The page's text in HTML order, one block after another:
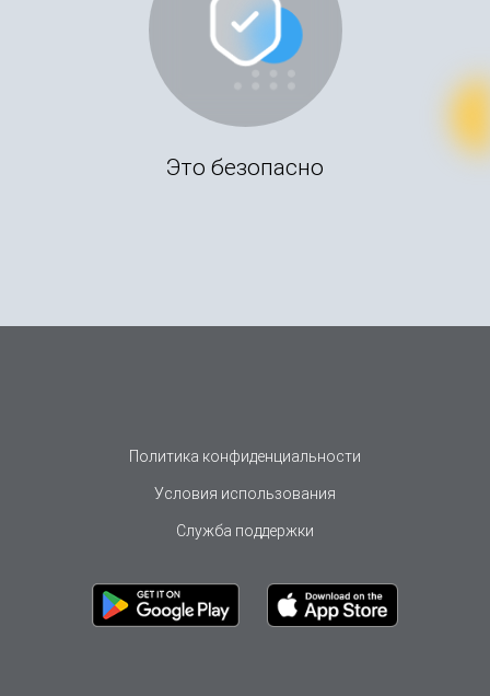
Это безопасно
Политика конфиденциальности
Условия использования
Служба поддержки